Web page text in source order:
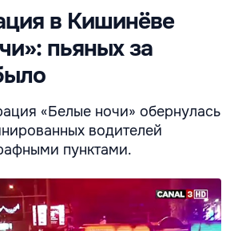
в Кишинёве
пьяных за
«Белые ночи» обернулась
водителей
пунктами.